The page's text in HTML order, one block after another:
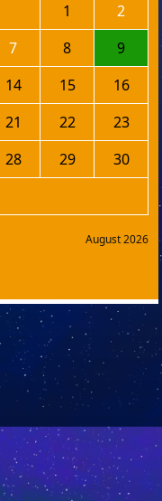
August 2026
1
2
7 8
9
14 15
16
21 22
23
28 29
30